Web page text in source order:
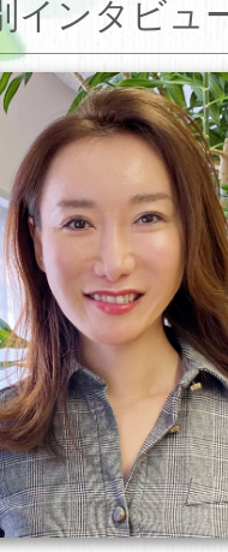
インタビュ